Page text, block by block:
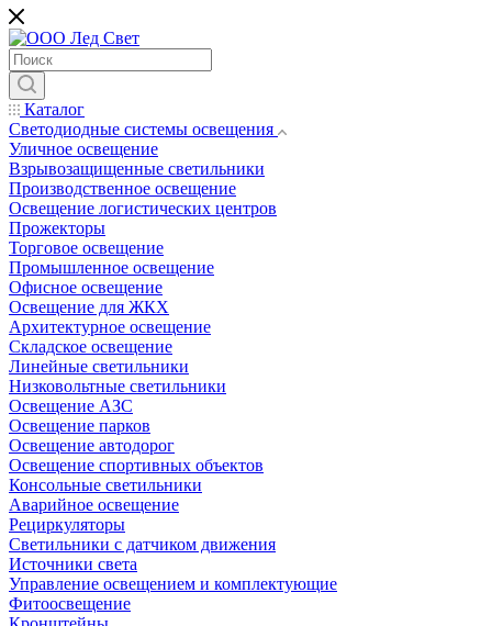
Каталог
Светодиодные системы освещения
Уличное освещение
Взрывозащищенные светильники
Производственное освещение
Освещение логистических центров
Прожекторы
Торговое освещение
Промышленное освещение
Офисное освещение
Освещение для ЖКХ
Архитектурное освещение
Складское освещение
Линейные светильники
Низковольтные светильники
Освещение АЗС
Освещение парков
Освещение автодорог
Освещение спортивных объектов
Консольные светильники
Аварийное освещение
Рециркуляторы
Светильники с датчиком движения
Источники света
Управление освещением и комплектующие
Фитоосвещение